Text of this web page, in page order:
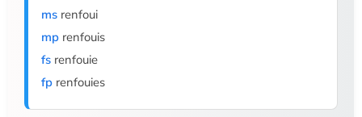
ms renfoui
mp renfouis
fs renfouie
fp renfouies